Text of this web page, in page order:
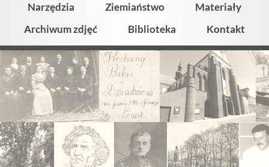
Narzędzia
Ziemiaństwo
Materiały
Archiwum zdjęć
Biblioteka Kontakt